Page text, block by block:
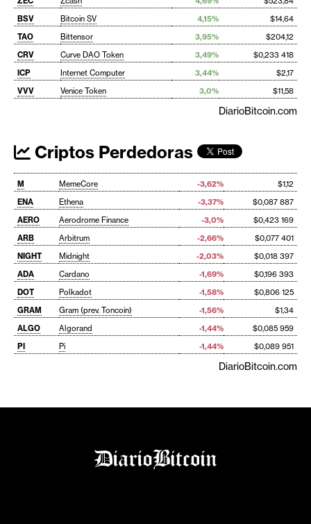
BSV
Bitcoin SV 4,15%
$14,64
TAO
Bittensor 3,95%
$204,12
CRV
Curve DAO Token 3,49%
$0,233 418
ICP
Internet Computer 3,44%
$2,17
VVV
Venice Token 3,0% $11,58
DiarioBitcoin.com
Criptos Perdedoras
M MemeCore -3,62%
$1,12
ENA
Ethena -3,37%
$0,087 887
AERO
Aerodrome Finance -3,0%
$0,423 169
ARB
Arbitrum -2,66%
$0,077 401
NIGHT
Midnight -2,03%
$0,018 397
ADA
Cardano -1,69%
$0,196 393
DOT
Polkadot -1,58%
$0,806 125
GRAM
Gram (prev. Toncoin) -1,56%
$1,34
ALGO
Algorand -1,44%
$0,085 959
PI
Pi -1,44% $0,089 951
DiarioBitcoin.com